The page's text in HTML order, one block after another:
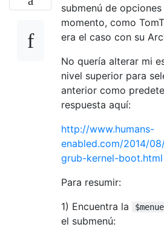
submenú de
momento, como
era el caso con su
No quería alterar mi
nivel superior para
anterior como
respuesta aquí:
http://www.humans-
enabled.com/2014/
grub-kernel-boot.html
Para resumir:
1) Encuentra la
el submenú: